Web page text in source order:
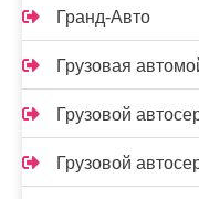
Гранд-Авто
Грузовая
Грузовой
Грузовой